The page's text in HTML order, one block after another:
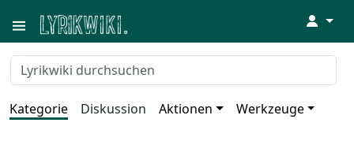
↓
Kategorie Diskussion Aktionen Werkzeuge